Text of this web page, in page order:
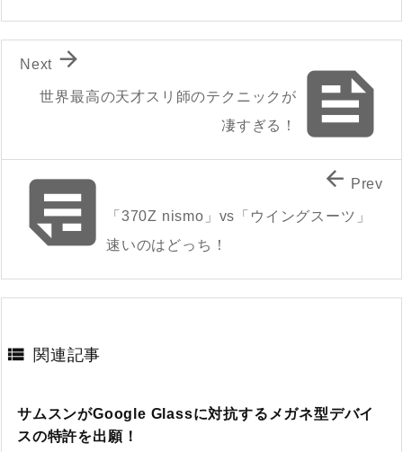

世界最高の天才スリ師のテクニックが
凄すぎる！

Next

「370Z nismo」vs「ウイングスーツ」
速いのはどっち！
 Prev
 関連記事
サムスンがGoogle Glassに対抗するメガネ型デバイ
スの特許を出願！